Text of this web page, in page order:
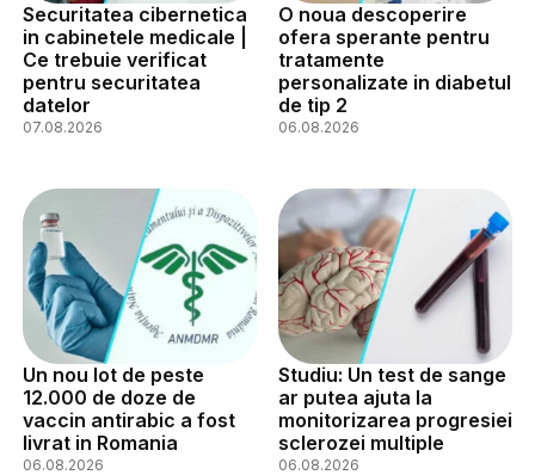
Securitatea cibernetica
in cabinetele medicale |
Ce trebuie verificat
pentru securitatea
datelor
07.08.2026
O noua descoperire
ofera sperante pentru
tratamente
personalizate in diabetul
de tip 2
06.08.2026
Un nou lot de peste
12.000 de doze de
vaccin antirabic a fost
livrat in Romania
06.08.2026
Studiu: Un test de sange
ar putea ajuta la
monitorizarea progresiei
sclerozei multiple
06.08.2026